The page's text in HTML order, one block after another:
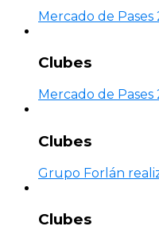
Mercado de Pases
Clubes
Mercado de Pases
Clubes
Grupo Forlán
Clubes